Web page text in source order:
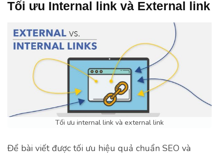
Tối ưu Internal link và External link
Tối ưu internal link và external link
Để bài viết được tối ưu hiệu quả chuẩn SEO và